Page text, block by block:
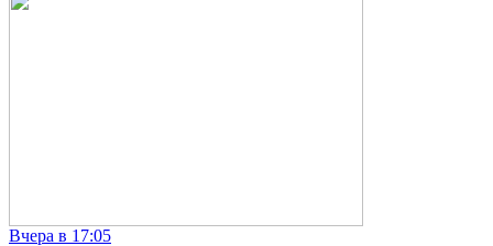
Вчера в 17:05